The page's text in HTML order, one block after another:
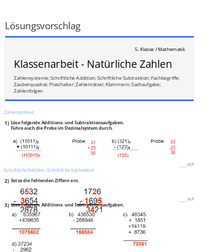
Lösungsvorschlag
5. Klasse / Mathematik
Klassenarbeit - Natürliche Zahlen
Zahlensysteme; Schriftliche Addition; Schriftliche Subtraktion; Fachbegriffe;
Zauberquadrat; Platzhalter; Zahlenrätsel; Klammern; Sachaufgabe;
Zahlenfolgen
Zahlensysteme
1) Löse folgende Additions- und Subtraktionsaufgaben.
Führe auch die Probe im Dezimalsystem durch.
/4P
Schriftliche Addition, Schriftliche Subtraktion
2) Setze die fehlenden Ziffern ein.
/4P
3) Löse folgende Additions- und Subtraktionsaufgaben.